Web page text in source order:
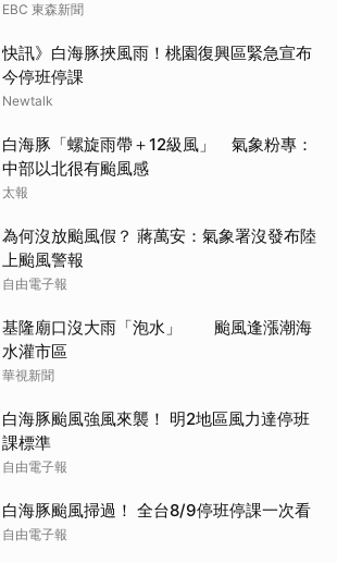
EBC 東森新聞
快訊》白海豚挾風雨！桃園復興區緊急宣布
今停班停課
Newtalk
白海豚「螺旋雨帶＋12級風」 氣象粉專：
中部以北很有颱風感
太報
為何沒放颱風假？ 蔣萬安：氣象署沒發布陸
上颱風警報
自由電子報
基隆廟口沒大雨「泡水」 颱風逢漲潮海
水灌市區
華視新聞
白海豚颱風強風來襲！ 明2地區風力達停班
課標準
自由電子報
白海豚颱風掃過！ 全台8/9停班停課一次看
自由電子報